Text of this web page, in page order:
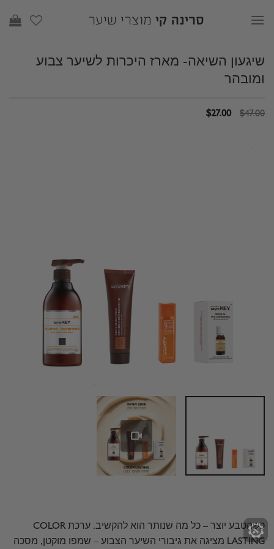
סרינה קי מוצרי שיער
שיגעון השיאה- מארז היכרות לשיער צבוע
ומובהר
$47.00
המחיר
$27.00 המחיר
כשהטבע יוצר – כל מה שנותר הוא להקשיב. ערכת COLOR
LASTING מציגה את גיבורי השיער הצבוע – שמפו מוקטן, מסכה